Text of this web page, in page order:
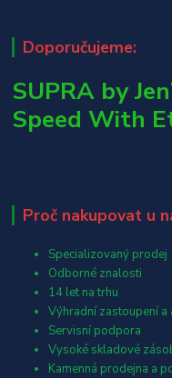
Doporučujeme:
SUPRA by
Speed With
Proč nakupovat u
Specializovaný prodej
Odborné znalosti
14 let na trhu
Výhradní zastoupení a
Servisní podpora
Vysoké skladové
Kamenná prodejna a